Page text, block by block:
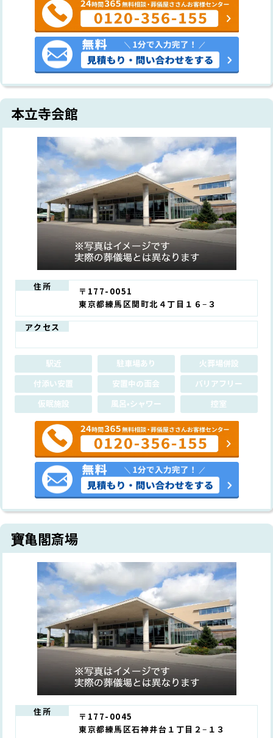
本立寺会館
住所
〒177-0051
東京都練馬区関町北４丁目１６−３
アクセス
駅近 駐車場あり
火葬場併設
付添い安置
安置中の面会
バリアフリー
仮眠施設
風呂•シャワー 控室
寶亀閣斎場
住所
〒177-0045
東京都練馬区石神井台１丁目２−１３